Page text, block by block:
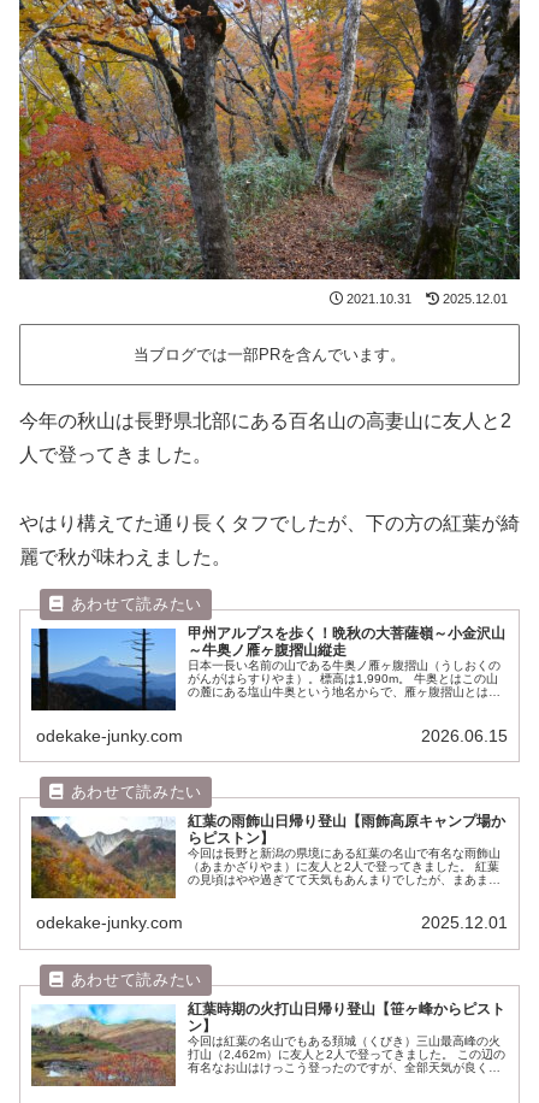
2021.10.31 2025.12.01
当ブログでは一部PRを含んでいます。
今年の秋山は長野県北部にある百名山の高妻山に友人と2
人で登ってきました。
やはり構えてた通り長くタフでしたが、下の方の紅葉が綺
麗で秋が味わえました。
甲州アルプスを歩く！晩秋の大菩薩嶺～小金沢山
～牛奥ノ雁ヶ腹摺山縦走
日本一長い名前の山である牛奥ノ雁ヶ腹摺山（うしおくの
がんがはらすりやま）。標高は1,990m。 牛奥とはこの山
の麓にある塩山牛奥という地名からで、雁ヶ腹摺山とは渡
odekake-junky.com 2026.06.15
紅葉の雨飾山日帰り登山【雨飾高原キャンプ場か
らピストン】
今回は長野と新潟の県境にある紅葉の名山で有名な雨飾山
（あまかざりやま）に友人と2人で登ってきました。 紅葉
の見頃はやや過ぎてて天気もあんまりでしたが、まあまあ
odekake-junky.com 2025.12.01
紅葉時期の火打山日帰り登山【笹ヶ峰からピスト
ン】
今回は紅葉の名山でもある頚城（くびき）三山最高峰の火
打山（2,462m）に友人と2人で登ってきました。 この辺の
有名なお山はけっこう登ったのですが、全部天気が良くな